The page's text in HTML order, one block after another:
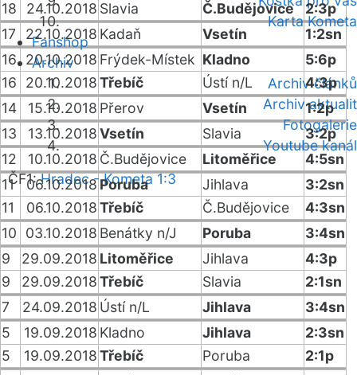
Karta Kometa
Fanshop
Archiv
Archiv článků
Archiv aktualit
Fotogalerie
Youtube kanál
ČF1:Hradec - Kometa 1:3
18 24.10.2018 Slavia Č.Budějovice
2:3p
17
22.10.2018 Kadaň Vsetín
1:2sn
16
20.10.2018 Frýdek-Místek Kladno
5:6p
16
20.10.2018Třebíč Ústí n/L
4:3p
14
15.10.2018 Přerov Vsetín
1:2p
13
13.10.2018Vsetín Slavia
3:2p
12
10.10.2018 Č.Budějovice Litoměřice
4:5sn
11
06.10.2018Poruba Jihlava
3:2sn
11
06.10.2018Třebíč Č.Budějovice
4:3sn
10
03.10.2018 Benátky n/J Poruba
3:4sn
9
29.09.2018 Litoměřice Jihlava
4:3p
9
29.09.2018Třebíč Slavia
2:1sn
7
24.09.2018 Ústí n/L Jihlava
3:4sn
5
19.09.2018 Kladno Jihlava
2:3sn
5
19.09.2018Třebíč Poruba
2:1p